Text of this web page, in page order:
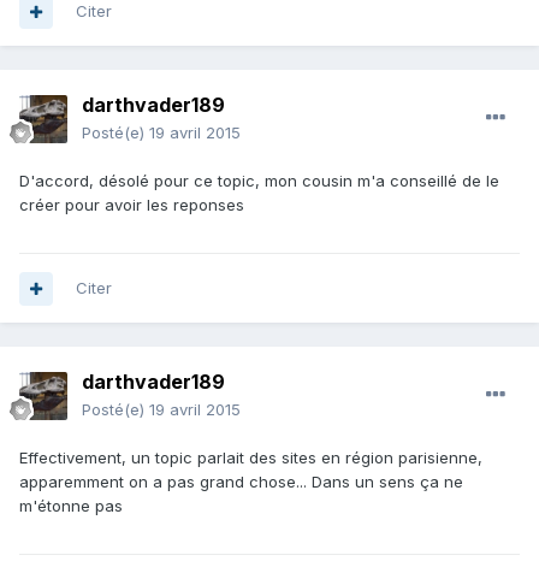
Citer
darthvader189
Posté(e) 19 avril 2015
D'accord, désolé pour ce topic, mon cousin m'a conseillé de le
créer pour avoir les reponses
Citer
darthvader189
Posté(e) 19 avril 2015
Effectivement, un topic parlait des sites en région parisienne,
apparemment on a pas grand chose... Dans un sens ça ne
m'étonne pas